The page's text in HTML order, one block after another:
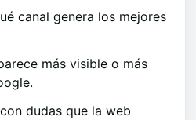
canal genera los mejores
más visible o más
dudas que la web